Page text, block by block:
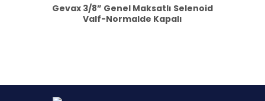
Gevax 3/8” Genel Maksatlı Selenoid
Valf-Normalde Kapalı